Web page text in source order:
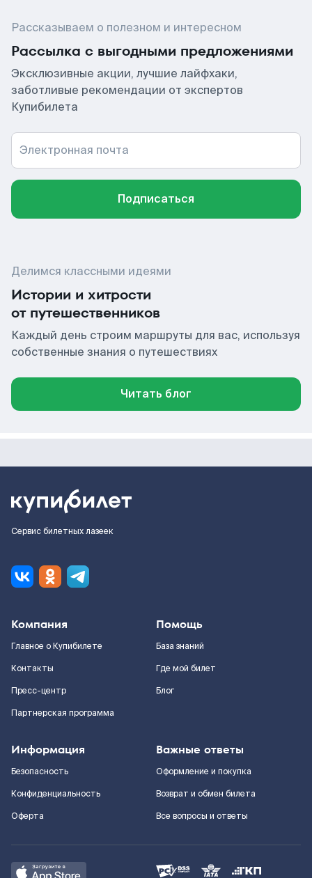
Рассказываем о полезном и интересном
Рассылка с выгодными предложениями
Эксклюзивные акции, лучшие лайфхаки,
заботливые рекомендации от экспертов
Купибилета
Электронная почта
Подписаться
Делимся классными идеями
Истории и хитрости
от путешественников
Каждый день строим маршруты для вас, используя
собственные знания о путешествиях
Читать блог
Сервис билетных лазеек
Компания
Главное о Купибилете
Контакты
Пресс-центр
Партнерская программа
Помощь
База знаний
Где мой билет
Блог
Информация
Безопасность
Конфиденциальность
Оферта
Важные ответы
Оформление и покупка
Возврат и обмен билета
Все вопросы и ответы